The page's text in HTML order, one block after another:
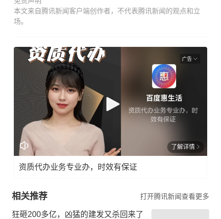
本文来自腾讯新闻客户端创作者，不代表腾讯新闻的观点和立
场。
广告
了解详情
资质代办业务专业办，时效有保证
相关推荐 打开腾讯新闻查看更多
狂砸200多亿，凶猛的建发又杀回来了